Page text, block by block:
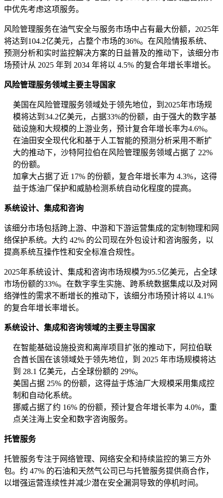
中优先考虑这项服务。
风险管理服务在油气安全与服务市场中占有最大份额，2025年
将达到104.2亿美元，占整个市场的36%。在风险情报系统、
预测分析和实时监控解决方案的日益普及的推动下，该细分市
场预计从 2025 年到 2034 年将以 4.5% 的复合年增长率增长。
风险管理服务领域主要主导国家
美国在风险管理服务领域处于领先地位，到2025年市场规
模将达到34.2亿美元，占据33%的份额，由于强大的数字基
础设施和大规模的上游业务，预计复合年增长率为4.6%。
在油田安全现代化和基于人工智能的预测分析采用不断扩
大的推动下，沙特阿拉伯在风险管理服务领域占据了 22%
的份额。
加拿大占据了近 17% 的份额，复合年增长率为 4.3%，这得
益于炼油厂保护和威胁检测系统自动化程度的提高。
系统设计、集成和咨询
该细分市场包括跨上游、中游和下游运营集成的定制物理和网
络保护系统。大约 42% 的公司现在外包设计和咨询服务，以
提高系统互操作性和安全标准合规性。
2025年系统设计、集成和咨询市场规模为95.5亿美元，占全球
市场份额的33%。在数字孪生实施、跨系统数据集成以及对网
络弹性的需求不断增长的推动下，该细分市场预计将以 4.1%
的复合年增长率增长。
系统设计、集成和咨询领域的主要主导国家
在智能基础设施投资和离岸项目扩张的推动下，阿拉伯联
合酋长国在该领域处于领先地位，到 2025 年市场规模将达
到 28.1 亿美元，占全球份额的 29%。
美国占据 25% 的份额，这得益于炼油厂大规模采用集成控
制和自动化系统。
挪威占据了约 16% 的份额，预计复合年增长率为 4.0%，重
点关注海上安全和数字咨询服务。
托管服务
托管服务专注于网络管理、网络安全和持续监控的第三方外
包。约 47% 的石油和天然气公司已与托管服务提供商合作，
以增强运营连续性并减少潜在安全漏洞导致的停机时间。